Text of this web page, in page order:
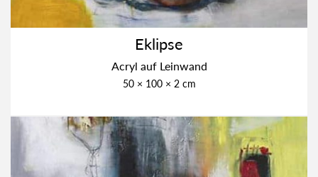
Eklip­se
Acryl auf Lein­wand
50 × 100 × 2 cm